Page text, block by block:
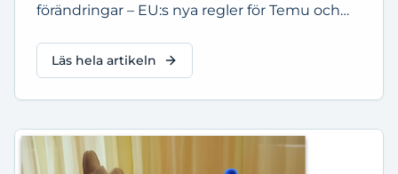
förändringar – EU:s nya regler för Temu och
påverka mer än kvartalssiffrorna.
Läs hela artikeln